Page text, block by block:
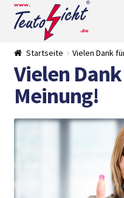
Zur
Navigation
springen
Springe
zum
Startseite Vielen Dank
Vielen
Meinung!